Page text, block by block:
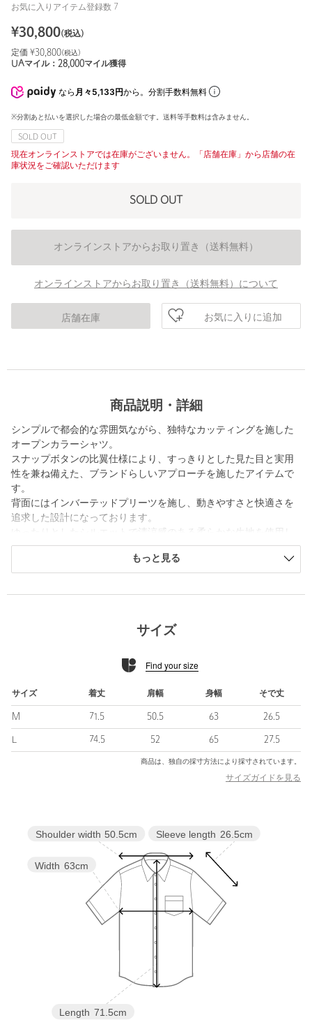
お気に入りアイテム登録数 7
¥30,800(税込)
定価 ¥30,800(税込)
UAマイル： 28,000マイル獲得
なら 月々5,133円から。分割手数料無料
※分割あと払いを選択した場合の最低金額です。送料等手数料は含みません。
SOLD OUT
現在オンラインストアでは在庫がございません。「店舗在庫」から店舗の在
庫状況をご確認いただけます
SOLD OUT
オンラインストアからお取り置き（送料無料）
オンラインストアからお取り置き（送料無料）について
店舗在庫 お気に入りに追加
商品説明・詳細
シンプルで都会的な雰囲気ながら、独特なカッティングを施した
オープンカラーシャツ。
スナップボタンの比翼仕様により、すっきりとした見た目と実用
性を兼ね備えた、ブランドらしいアプローチを施したアイテムで
す。
背面にはインバーテッドプリーツを施し、動きやすさと快適さを
追求した設計になっております。
ているため、これからの時期に重宝すること間違いなしの一着で
■メーカー品番：YU81702
1983年、登山家夫婦の手により誕生し、現在はデンマークに本社
ト）。ブランド創業時からのアイデンティティーであるクリスタ
使し、現代の多様なライフスタイルに思いを巡らせながら、ブラ
ンドならではの”快適さ”を追求。極限の自然環境にも耐えうる機
生活を一体とする独自の美学を元に生み出されたプロダクトは、
自然と共存するライフスタイルを背景にデザインされています。
り、実際の色味と異なって見える場合がございます。あらかじめ
※商品の色味の目安は、商品単体の画像をご参照ください。
店舗へお問い合わせの際は、全国のBEAUTY&YOUTH各店舗まで
下記の品名/品番をお申し付けください。
品名：YDOT AIR VENT O/C SS SHT 品番：83165000008
商品詳細
対象商品
もっと見る
サイズ
Find your size
サイズ 着丈 肩幅 身幅 そで丈
M 71.5 50.5 63 26.5
74.5 52 65 27.5
商品は、独自の採寸方法により採寸されています。
サイズガイドを見る
Sleeve length 26.5cm
Length 71.5cm
Width 63cm
Shoulder width 50.5cm